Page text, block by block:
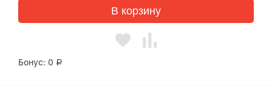
В корзину
Бонус: 0 Р